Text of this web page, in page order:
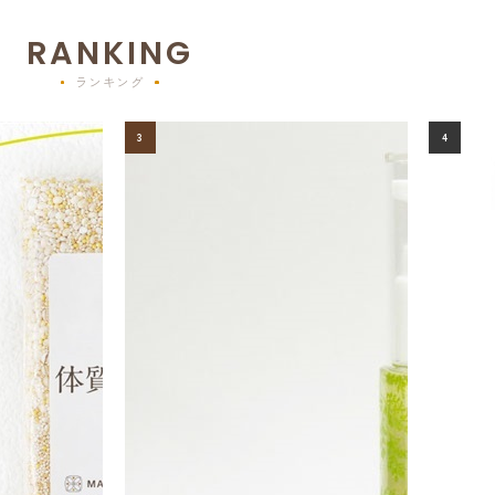
RANKING
ランキング
3 4